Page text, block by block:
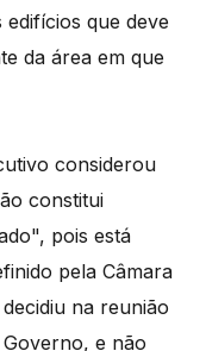
que deve
da área em que
considerou
constitui
pois está
pela Câmara
na reunião
e não